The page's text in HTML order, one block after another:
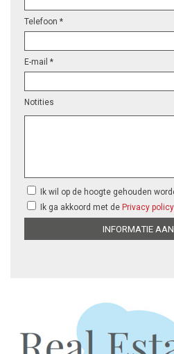
Telefoon *
E-mail *
Notities
Ik wil op de hoogte gehouden
Ik ga akkoord met de Privacy policy